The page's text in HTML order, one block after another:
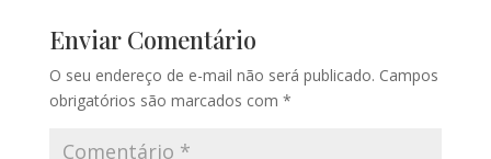
Enviar Comentário
O seu endereço de e-mail não será publicado. Campos
obrigatórios são marcados com *